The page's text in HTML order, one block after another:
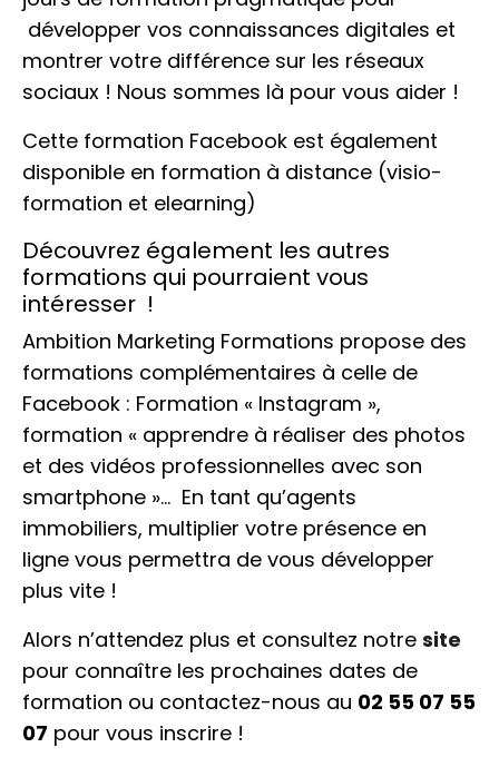
développer vos connaissances digitales et
montrer votre différence sur les réseaux
sociaux ! Nous sommes là pour vous aider !
Cette formation Facebook est également
disponible en formation à distance (visio-
formation et elearning)
Découvrez également les autres
formations qui pourraient vous
intéresser !
Ambition Marketing Formations propose des
formations complémentaires à celle de
Facebook : Formation « Instagram »,
formation « apprendre à réaliser des photos
et des vidéos professionnelles avec son
smartphone »… En tant qu’agents
immobiliers, multiplier votre présence en
ligne vous permettra de vous développer
plus vite !
Alors n’attendez plus et consultez notre site
pour connaître les prochaines dates de
formation ou contactez-nous au 02 55 07 55
07 pour vous inscrire !